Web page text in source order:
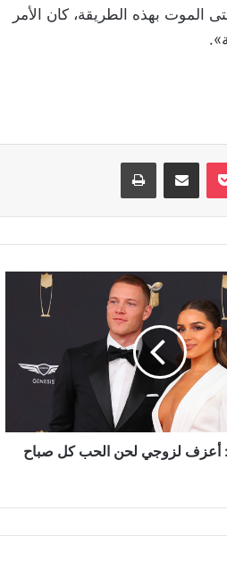
الموت بهذه الطريقة، كان الأمر
‫Pocket مشاركة عبر البريد طباعة
أعزف لزوجي لحن الحب كل صباح